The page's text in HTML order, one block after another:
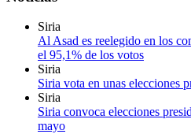
Siria
Al Asad es reelegido en los
el 95,1% de los votos
Siria
Siria vota en unas elecciones
Siria
Siria convoca elecciones
mayo